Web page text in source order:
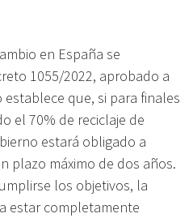
en España se
1055/2022, aprobado a
que, si para finales
el 70% de reciclaje de
estará obligado a
plazo máximo de dos años.
los objetivos, la
estar completamente